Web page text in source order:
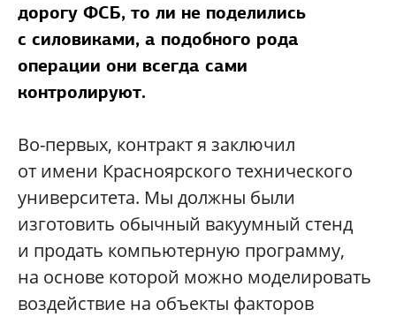
дорогу ФСБ, то ли не поделились
с силовиками, а подобного рода
операции они всегда сами
контролируют.
Во-первых, контракт я заключил
от имени Красноярского технического
университета. Мы должны были
изготовить обычный вакуумный стенд
и продать компьютерную программу,
на основе которой можно моделировать
воздействие на объекты факторов